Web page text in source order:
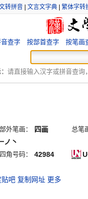
转拼音 文言文字典 繁体字转
查字 按部首查字 按笔画
请直接输入汉字或拼音查询
部外笔画： 四画
总笔
ノ丶
四角号码： 42984
吧 复制网址 更多